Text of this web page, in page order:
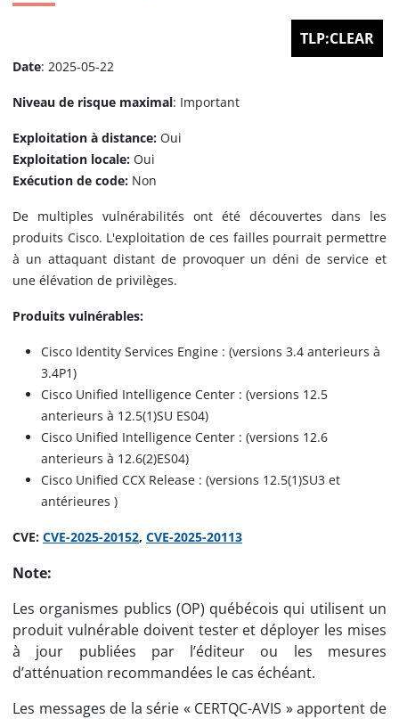
TLP:CLEAR
Date: 2025-05-22
Niveau de risque maximal: Important
Exploitation à distance: Oui
Exploitation locale: Oui
Exécution de code: Non
De multiples vulnérabilités ont été découvertes dans les
produits Cisco. L'exploitation de ces failles pourrait permettre
à un attaquant distant de provoquer un déni de service et
une élévation de privilèges.
Produits vulnérables:
Cisco Identity Services Engine : (versions 3.4 anterieurs à
3.4P1)
Cisco Unified Intelligence Center : (versions 12.5
anterieurs à 12.5(1)SU ES04)
Cisco Unified Intelligence Center : (versions 12.6
anterieurs à 12.6(2)ES04)
Cisco Unified CCX Release : (versions 12.5(1)SU3 et
antérieures )
CVE: CVE-2025-20152, CVE-2025-20113
Note:
Les organismes publics (OP) québécois qui utilisent un
produit vulnérable doivent tester et déployer les mises
à jour publiées par l’éditeur ou les mesures
d’atténuation recommandées le cas échéant.
Les messages de la série « CERTQC-AVIS » apportent de